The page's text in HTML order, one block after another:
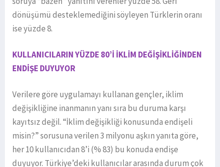
dönüşümü desteklemediğini söyleyen Türklerin oranı
ise yüzde 8.
KULLANICILARIN YÜZDE 80’İ İKLİM DEĞİŞİKLİĞİNDEN
ENDİŞE DUYUYOR
Verilere göre uygulamayı kullanan gençler, iklim
değişikliğine inanmanın yanı sıra bu duruma karşı
kayıtsız değil. “İklim değişikliği konusunda endişeli
misin?” sorusuna verilen 3 milyonu aşkın yanıta göre,
her 10 kullanıcıdan 8’i (% 83) bu konuda endişe
duyuyor. Türkiye’deki kullanıcılar arasında durum çok